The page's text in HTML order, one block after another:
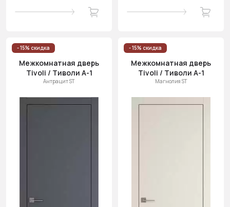
- 15% скидка
Межкомнатная дверь
Tivoli / Тиволи А-1
Антрацит ST
- 15% скидка
Межкомнатная дверь
Tivoli / Тиволи А-1
Магнолия ST